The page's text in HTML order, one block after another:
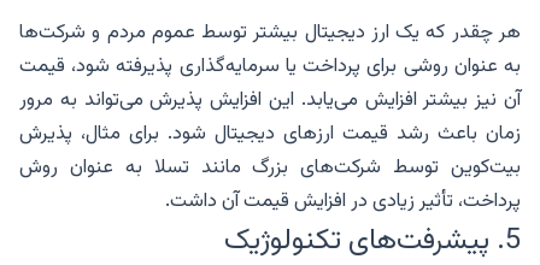
هر چقدر که یک ارز دیجیتال بیشتر توسط عموم مردم و شرکت‌ها
به عنوان روشی برای پرداخت یا سرمایه‌گذاری پذیرفته شود، قیمت
آن نیز بیشتر افزایش می‌یابد. این افزایش پذیرش می‌تواند به مرور
زمان باعث رشد قیمت ارزهای دیجیتال شود. برای مثال، پذیرش
بیت‌کوین توسط شرکت‌های بزرگ مانند تسلا به عنوان روش
پرداخت، تأثیر زیادی در افزایش قیمت آن داشت.
5. پیشرفت‌های تکنولوژیک